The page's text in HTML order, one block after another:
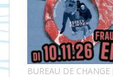
BUREAU DE